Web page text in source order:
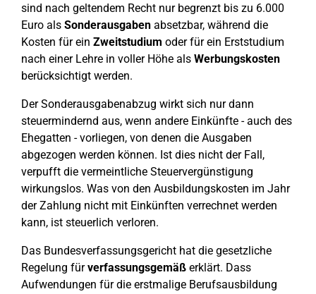
sind nach geltendem Recht nur begrenzt bis zu 6.000
Euro als Sonderausgaben absetzbar, während die
Kosten für ein Zweitstudium oder für ein Erststudium
nach einer Lehre in voller Höhe als Werbungskosten
berücksichtigt werden.
Der Sonderausgabenabzug wirkt sich nur dann
steuermindernd aus, wenn andere Einkünfte - auch des
Ehegatten - vorliegen, von denen die Ausgaben
abgezogen werden können. Ist dies nicht der Fall,
verpufft die vermeintliche Steuervergünstigung
wirkungslos. Was von den Ausbildungskosten im Jahr
der Zahlung nicht mit Einkünften verrechnet werden
kann, ist steuerlich verloren.
Das Bundesverfassungsgericht hat die gesetzliche
Regelung fürverfassungsgemäß erklärt. Dass
Aufwendungen für die erstmalige Berufsausbildung